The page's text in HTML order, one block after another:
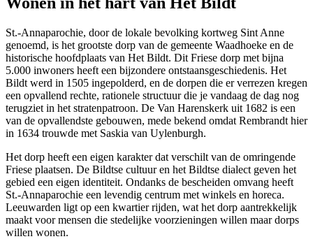
St.-Annaparochie, door de lokale bevolking kortweg Sint Anne
genoemd, is het grootste dorp van de gemeente Waadhoeke en de
historische hoofdplaats van Het Bildt. Dit Friese dorp met bijna
5.000 inwoners heeft een bijzondere ontstaansgeschiedenis. Het
Bildt werd in 1505 ingepolderd, en de dorpen die er verrezen kregen
een opvallend rechte, rationele structuur die je vandaag de dag nog
terugziet in het stratenpatroon. De Van Harenskerk uit 1682 is een
van de opvallendste gebouwen, mede bekend omdat Rembrandt hier
in 1634 trouwde met Saskia van Uylenburgh.
Het dorp heeft een eigen karakter dat verschilt van de omringende
Friese plaatsen. De Bildtse cultuur en het Bildtse dialect geven het
gebied een eigen identiteit. Ondanks de bescheiden omvang heeft
St.-Annaparochie een levendig centrum met winkels en horeca.
Leeuwarden ligt op een kwartier rijden, wat het dorp aantrekkelijk
maakt voor mensen die stedelijke voorzieningen willen maar dorps
willen wonen.